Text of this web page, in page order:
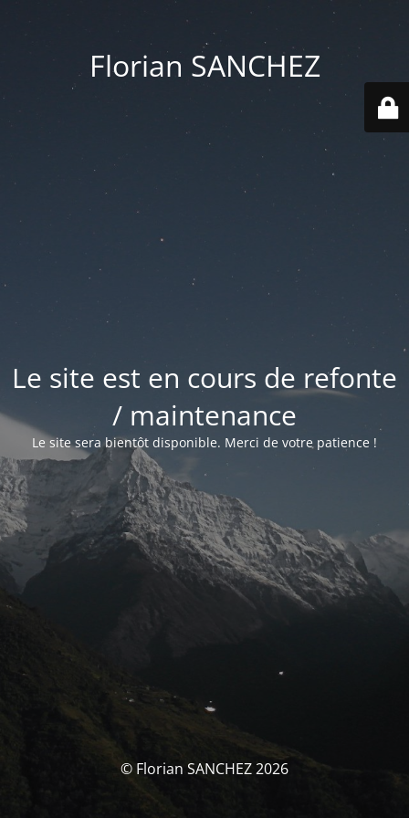
Florian SANCHEZ
Le site est en cours de refonte
/ maintenance
Le site sera bientôt disponible. Merci de votre patience !
© Florian SANCHEZ 2026